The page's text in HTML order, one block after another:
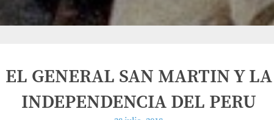
EL GENERAL SAN MARTIN Y LA
INDEPENDENCIA DEL PERU